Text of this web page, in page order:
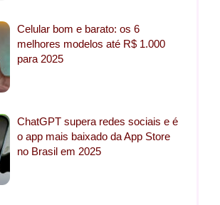
Celular bom e barato: os 6
melhores modelos até R$ 1.000
para 2025
ChatGPT supera redes sociais e é
o app mais baixado da App Store
no Brasil em 2025